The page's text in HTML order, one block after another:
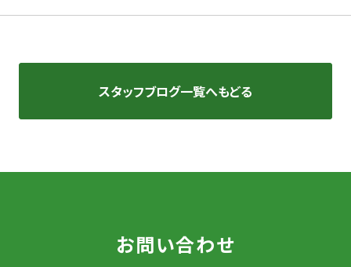
スタッフブログ一覧へもどる
お問い合わせ